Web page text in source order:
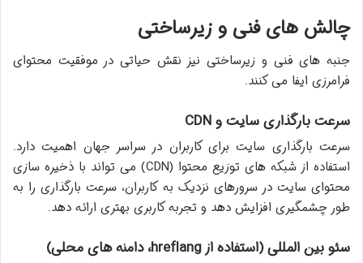
چالش های فنی و زیرساختی
جنبه های فنی و زیرساختی نیز نقش حیاتی در موفقیت محتوای
فرامرزی ایفا می کنند.
سرعت بارگذاری سایت و CDN
سرعت بارگذاری سایت برای کاربران در سراسر جهان اهمیت دارد.
استفاده از شبکه های توزیع محتوا (CDN) می تواند با ذخیره سازی
محتوای سایت در سرورهای نزدیک به کاربران، سرعت بارگذاری را به
طور چشمگیری افزایش دهد و تجربه کاربری بهتری ارائه دهد.
سئو بین المللی (استفاده از hreflang، دامنه های محلی)